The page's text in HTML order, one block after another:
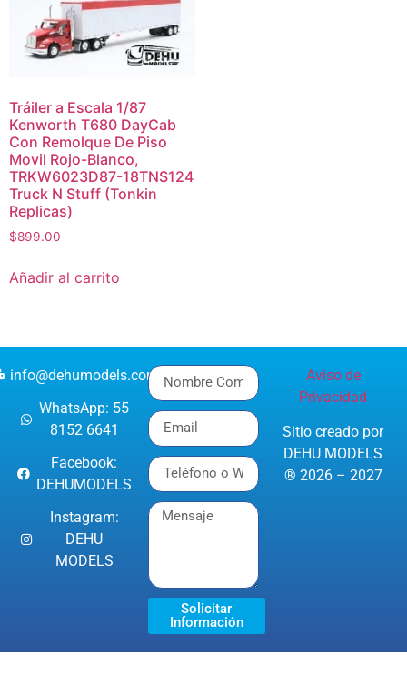
Tráiler a Escala 1/87
Kenworth T680 DayCab
Con Remolque De Piso
Movil Rojo-Blanco,
TRKW6023D87-18TNS124
Truck N Stuff (Tonkin
Replicas)
$899.00
Añadir al carrito
info@dehumodels.com
WhatsApp: 55
8152 6641
Facebook:
DEHUMODELS
Instagram:
DEHU
MODELS
Solicitar
Información
Aviso de
Privacidad
Sitio creado por
DEHU MODELS
® 2026 – 2027